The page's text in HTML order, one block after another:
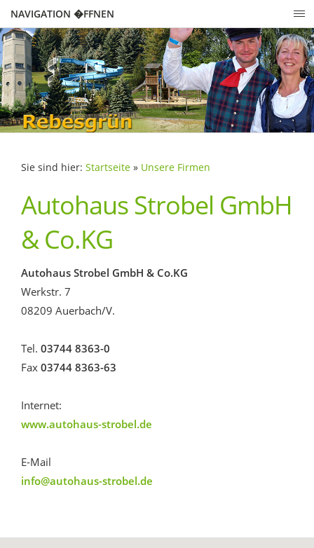
NAVIGATION �FFNEN
Sie sind hier: Startseite » Unsere Firmen
Autohaus Strobel GmbH
& Co.KG
Autohaus Strobel GmbH & Co.KG
Werkstr. 7
08209 Auerbach/V.
Tel. 03744 8363-0
Fax 03744 8363-63
Internet:
www.autohaus-strobel.de
E-Mail
info@autohaus-strobel.de